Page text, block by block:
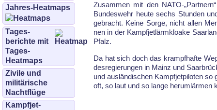
Jahres-Heatmaps
Tages­
berichte mit
Tages-
Heatmaps
Zivile und
militärische
Nachtflüge
Kampfjet-
Zu­sam­men mit den NATO-
Bun­des­wehr heu­te sechs Stun­den
ge­bracht. Kei­ne Sor­ge, nicht al­len
nen in der Kampf­jet­lärm­klo­ake
Pfalz.
Da hat sich doch das krampf­haf­te
des­re­gie­run­gen in Mainz und
und aus­län­di­schen Kampf­jet­pi­lo­ten so
oft, so laut und so lan­ge her­um­lär­men